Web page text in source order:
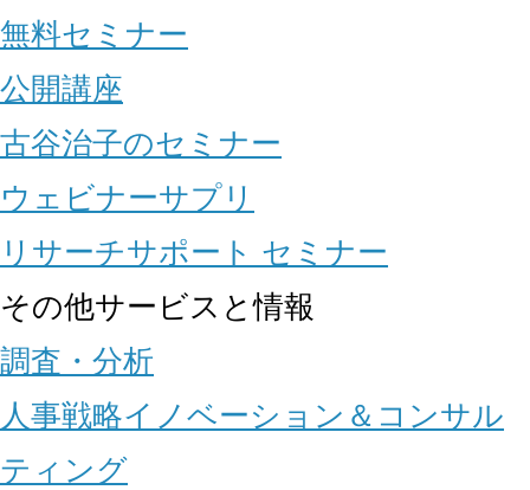
無料セミナー
公開講座
古谷治子のセミナー
ウェビナーサプリ
リサーチサポート セミナー
その他サービスと情報
調査・分析
人事戦略イノベーション＆コンサル
ティング